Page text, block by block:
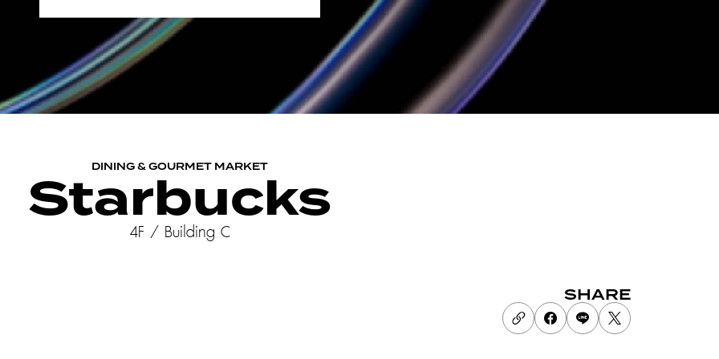
DINING & GOURMET MARKET
Starbucks
4F / Building C
SHARE